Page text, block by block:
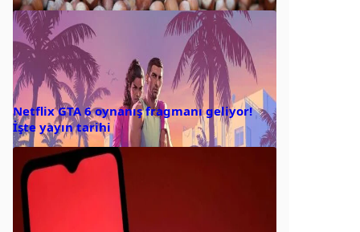
Netflix GTA 6 oynanış fragmanı geliyor!
İşte yayın tarihi